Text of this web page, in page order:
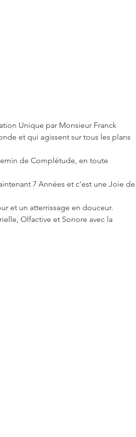
Unique par Monsieur Franck
et qui agissent sur tous les plans
de Complétude, en toute
7 Années et c'est une Joie de
et un atterrissage en douceur.
Olfactive et Sonore avec la